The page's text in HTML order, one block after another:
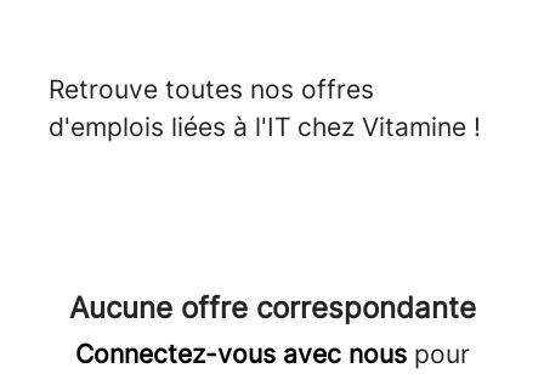
Retrouve toutes nos offres
d'emplois liées à l'IT chez Vitamine !
Aucune offre correspondante
Connectez-vous avec nouspour